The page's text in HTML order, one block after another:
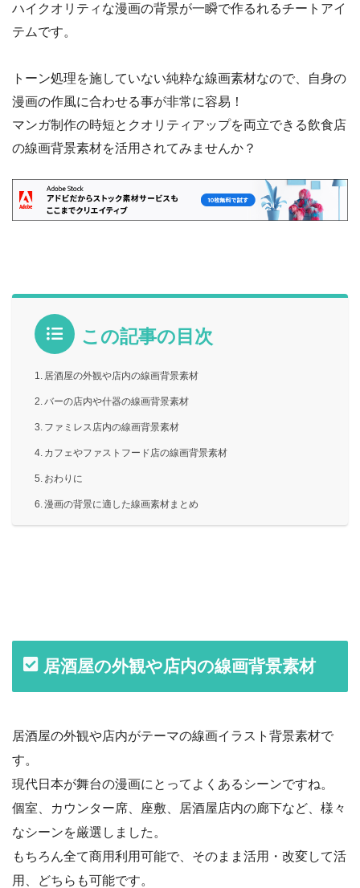
ハイクオリティな漫画の背景が一瞬で作るれるチートアイ
テムです。
トーン処理を施していない純粋な線画素材なので、自身の
漫画の作風に合わせる事が非常に容易！
マンガ制作の時短とクオリティアップを両立できる飲食店
の線画背景素材を活用されてみませんか？
この記事の目次
居酒屋の外観や店内の線画背景素材
バーの店内や什器の線画背景素材
ファミレス店内の線画背景素材
カフェやファストフード店の線画背景素材
おわりに
漫画の背景に適した線画素材まとめ
居酒屋の外観や店内の線画背景素材
居酒屋の外観や店内がテーマの線画イラスト背景素材で
す。
現代日本が舞台の漫画にとってよくあるシーンですね。
個室、カウンター席、座敷、居酒屋店内の廊下など、様々
なシーンを厳選しました。
もちろん全て商用利用可能で、そのまま活用・改変して活
用、どちらも可能です。